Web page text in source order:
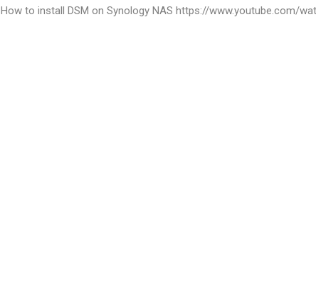
How to install DSM on Synology NAS https://www.youtube.com/